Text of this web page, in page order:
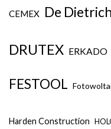
CEMEX De Dietrich
DRUTEX ERKADO
FESTOOL
Harden Construction